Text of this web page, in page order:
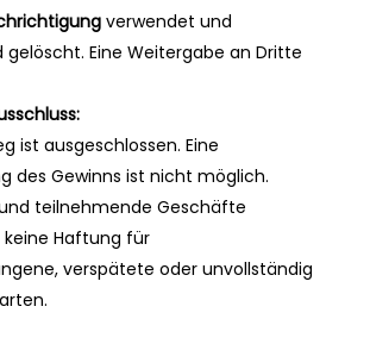
verwendet und
Eine Weitergabe an Dritte
ist ausgeschlossen. Eine
des Gewinns ist nicht möglich.
teilnehmende Geschäfte
Haftung für
verspätete oder unvollständig